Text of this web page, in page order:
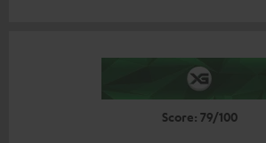
Score: 79/100